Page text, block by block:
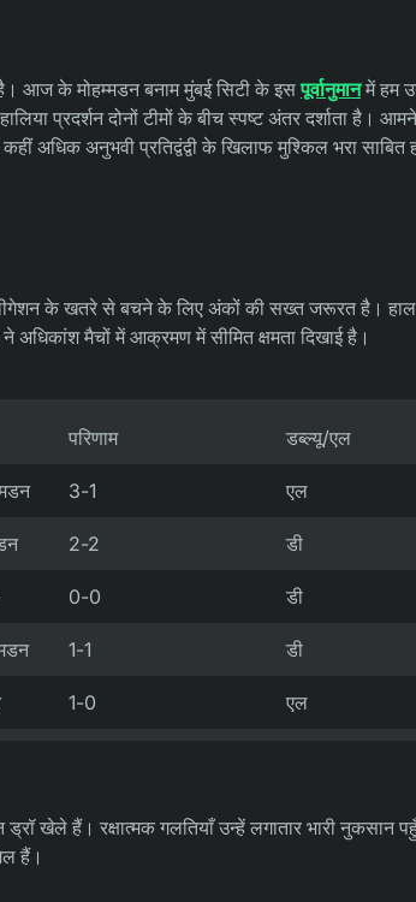
है। आज के मोहम्मडन बनाम मुंबई सिटी के इसपूर्वानुमानमें हम
प्रदर्शन दोनों टीमों के बीच स्पष्ट अंतर दर्शाता है।
अधिक अनुभवी प्रतिद्वंद्वी के खिलाफ मुश्किल भरा साबित
के खतरे से बचने के लिए अंकों की सख्त जरूरत है।
अधिकांश मैचों में आक्रमण में सीमित क्षमता दिखाई है।
परिणाम डब्ल्यू/एल
3-1 एल
2-2 डी
0-0 डी
1-1 डी
1-0 एल
खेले हैं। रक्षात्मक गलतियाँ उन्हें लगातार भारी नुकसान
हैं।